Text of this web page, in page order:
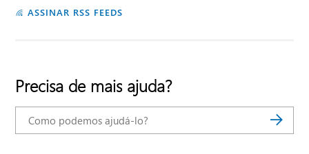
ASSINAR RSS FEEDS
Precisa de mais ajuda?